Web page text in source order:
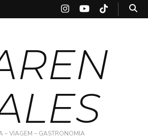
– VIAGEM – GASTRONOMIA